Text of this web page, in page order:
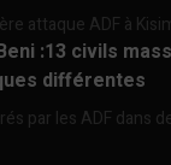
attaque ADF à
:13 civils
différentes
par les ADF dans